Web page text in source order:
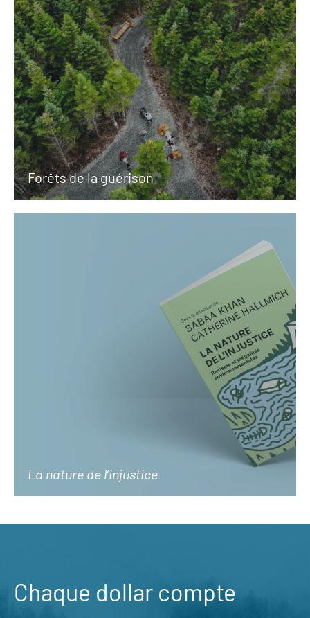
Forêts de la guérison
La nature de l’injustice
Chaque dollar compte